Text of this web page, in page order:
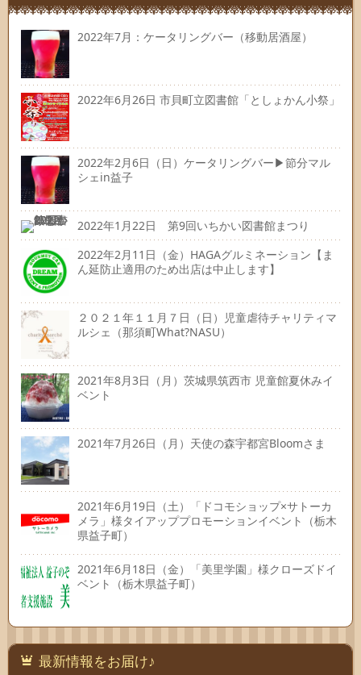
2022年7月：ケータリングバー（移動居酒屋）
2022年6月26日 市貝町立図書館「としょかん小祭」
2022年2月6日（日）ケータリングバー▶節分マル
シェin益子
2022年1月22日 第9回いちかい図書館まつり
2022年2月11日（金）HAGAグルミネーション【ま
ん延防止適用のため出店は中止します】
２０２１年１１月７日（日）児童虐待チャリティマ
ルシェ（那須町What?NASU）
2021年8月3日（月）茨城県筑西市 児童館夏休みイ
ベント
2021年7月26日（月）天使の森宇都宮Bloomさま
2021年6月19日（土）「ドコモショップ×サトーカ
メラ」様タイアッププロモーションイベント（栃木
県益子町）
2021年6月18日（金）「美里学園」様クローズドイ
ベント（栃木県益子町）
最新情報をお届け♪